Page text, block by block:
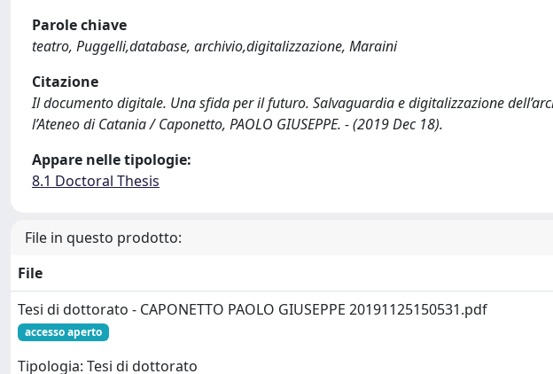
Parole chiave
teatro, Puggelli,database, archivio,digitalizzazione, Maraini
Citazione
Il documento digitale. Una sfida per il futuro. Salvaguardia e digitalizzazione
l’Ateneo di Catania / Caponetto, PAOLO GIUSEPPE. - (2019 Dec 18).
Appare nelle tipologie:
8.1 Doctoral Thesis
File in questo prodotto:
File
Tesi di dottorato - CAPONETTO PAOLO GIUSEPPE 20191125150531.pdf
accesso aperto
Tipologia: Tesi di dottorato